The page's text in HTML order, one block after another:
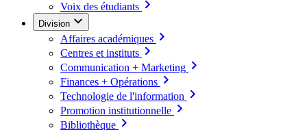
Voix des étudiants
Division
Affaires académiques
Centres et instituts
Communication + Marketing
Finances + Opérations
Technologie de l'information
Promotion institutionnelle
Bibliothèque